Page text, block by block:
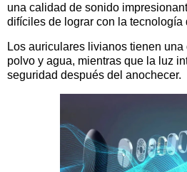
una calidad de sonido
difíciles de lograr con la tecnología
Los auriculares livianos tienen
polvo y agua, mientras que la luz
seguridad después del anochecer.